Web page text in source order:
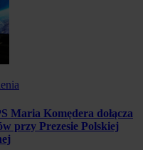
Maria Komędera dołącza
przy Prezesie Polskiej